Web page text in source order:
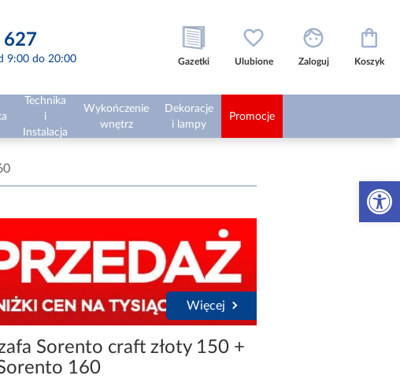
Otwórz
627
9:00 do 20:00 Gazetki Ulubione Zaloguj Koszyk
Technika
i
Instalacja
Wykończenie
wnętrz
Dekoracje
i lampy
Promocje
Więcej
Sorento craft złoty 150 +
160